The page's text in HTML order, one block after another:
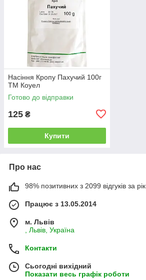
Насіння Кропу Пахучий 100г
ТМ Коуел
Готово до відправки
125 ₴
Купити
Про нас
98% позитивних з 2099 відгуків за рік
Працює з 13.05.2014
м. Львів
, Львів, Україна
Контакти
Сьогодні вихідний
Показати весь графік роботи